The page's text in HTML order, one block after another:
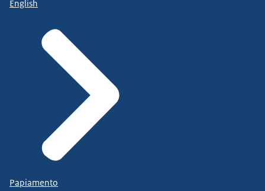
English
Papiamento